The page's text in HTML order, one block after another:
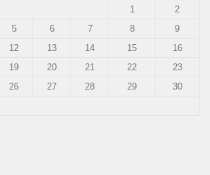
1
2
5 6 7 8
9
12 13 14 15
16
19 20 21 22
23
26 27 28 29
30